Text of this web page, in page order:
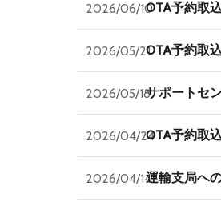
2026/06/10OTA予約取
2026/05/21OTA予約取
2026/05/18サポートセ
2026/04/24OTA予約取
2026/04/14運輸支局へ